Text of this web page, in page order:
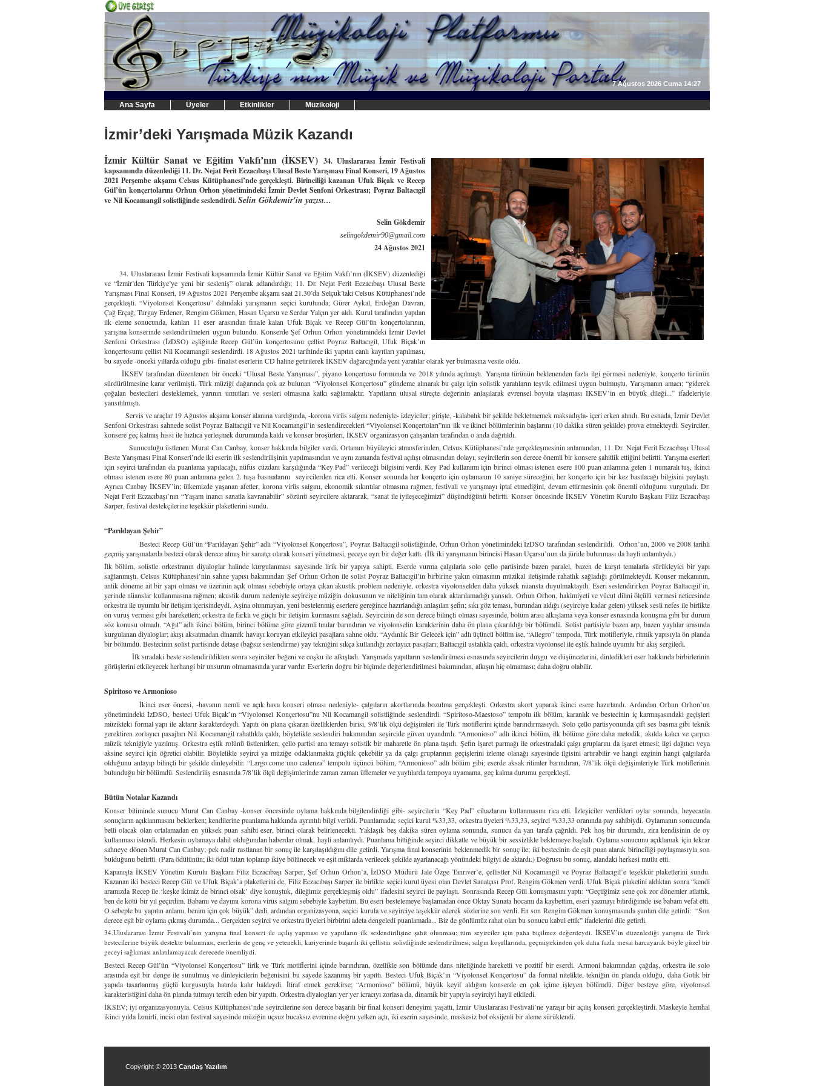
7 Ağustos 2026 Cuma 14:27
Ana Sayfa Üyeler Etkinlikler Müzikoloji
İzmir’deki Yarışmada Müzik Kazandı
İzmir Kültür Sanat ve Eğitim Vakfı’nın (İKSEV) 34. Uluslararası İzmir Festivali
kapsamında düzenlediği 11. Dr. Nejat Ferit Eczacıbaşı Ulusal Beste Yarışması Final Konseri, 19 Ağustos
2021 Perşembe akşamı Celsus Kütüphanesi’nde gerçekleşti. Birinciliği kazanan Ufuk Biçak ve Recep
Gül’ün konçertolarını Orhun Orhon yönetimindeki İzmir Devlet Senfoni Orkestrası; Poyraz Baltacıgil
ve Nil Kocamangil solistliğinde seslendirdi.Selin Gökdemir'in yazısı...
Selin Gökdemir
selingokdemir90@gmail.com
24 Ağustos 2021
34. Uluslararası İzmir Festivali kapsamında İzmir Kültür Sanat ve Eğitim Vakfı’nın (İKSEV) düzenlediği
ve “İzmir’den Türkiye’ye yeni bir sesleniş” olarak adlandırdığı; 11. Dr. Nejat Ferit Eczacıbaşı Ulusal Beste
Yarışması Final Konseri, 19 Ağustos 2021 Perşembe akşamı saat 21.30’da Selçuk’taki Celsus Kütüphanesi’nde
gerçekleşti. “Viyolonsel Konçertosu” dalındaki yarışmanın seçici kurulunda; Gürer Aykal, Erdoğan Davran,
Çağ Erçağ, Turgay Erdener, Rengim Gökmen, Hasan Uçarsu ve Serdar Yalçın yer aldı. Kurul tarafından yapılan
ilk eleme sonucunda, katılan 11 eser arasından finale kalan Ufuk Biçak ve Recep Gül’ün konçertolarının,
yarışma konserinde seslendirilmeleri uygun bulundu. Konserde Şef Orhun Orhon yönetimindeki İzmir Devlet
Senfoni Orkestrası (İzDSO) eşliğinde Recep Gül’ün konçertosunu çellist Poyraz Baltacıgil, Ufuk Biçak’ın
konçertosunu çellist Nil Kocamangil seslendirdi. 18 Ağustos 2021 tarihinde iki yapıtın canlı kayıtları yapılması,
bu sayede -önceki yıllarda olduğu gibi- finalist eserlerin CD haline getirilerek İKSEV dağarcığında yeni yaratılar olarak yer bulmasına vesile oldu.
İKSEV tarafından düzenlenen bir önceki “Ulusal Beste Yarışması”, piyano konçertosu formunda ve 2018 yılında açılmıştı. Yarışma türünün beklenenden fazla ilgi görmesi nedeniyle, konçerto türünün
sürdürülmesine karar verilmişti. Türk müziği dağarında çok az bulunan “Viyolonsel Konçertosu” gündeme alınarak bu çalgı için solistik yaratıların teşvik edilmesi uygun bulmuştu. Yarışmanın amacı; “giderek
çoğalan bestecileri desteklemek, yarının umutları ve sesleri olmasına katkı sağlamaktır. Yapıtların ulusal süreçte değerinin anlaşılarak evrensel boyuta ulaşması İKSEV’in en büyük dileği...” ifadeleriyle
yansıtılmıştı.
Servis ve araçlar 19 Ağustos akşamı konser alanına vardığında, -korona virüs salgını nedeniyle- izleyiciler; girişte, -kalabalık bir şekilde bekletmemek maksadıyla- içeri erken alındı. Bu esnada, İzmir Devlet
Senfoni Orkestrası sahnede solist Poyraz Baltacıgil ve Nil Kocamangil’in seslendirecekleri “Viyolonsel Konçertoları”nın ilk ve ikinci bölümlerinin başlarını (10 dakika süren şekilde) prova etmekteydi. Seyirciler,
konsere geç kalmış hissi ile hızlıca yerleşmek durumunda kaldı ve konser broşürleri, İKSEV organizasyon çalışanları tarafından o anda dağıtıldı.
Sunuculuğu üstlenen Murat Can Canbay, konser hakkında bilgiler verdi. Ortamın büyüleyici atmosferinden, Celsus Kütüphanesi’nde gerçekleşmesinin anlamından, 11. Dr. Nejat Ferit Eczacıbaşı Ulusal
Beste Yarışması Final Konseri’nde iki eserin ilk seslendirilişinin yapılmasından ve aynı zamanda festival açılışı olmasından dolayı, seyircilerin son derece önemli bir konsere şahitlik ettiğini belirtti. Yarışma eserleri
için seyirci tarafından da puanlama yapılacağı, nüfus cüzdanı karşılığında “Key Pad” verileceği bilgisini verdi. Key Pad kullanımı için birinci olması istenen esere 100 puan anlamına gelen 1 numaralı tuş, ikinci
olması istenen esere 80 puan anlamına gelen 2. tuşa basmalarını seyircilerden rica etti. Konser sonunda her konçerto için oylamanın 10 saniye süreceğini, her konçerto için bir kez basılacağı bilgisini paylaştı.
Ayrıca Canbay İKSEV’in; ülkemizde yaşanan afetler, korona virüs salgını, ekonomik sıkıntılar olmasına rağmen, festivali ve yarışmayı iptal etmediğini, devam ettirmesinin çok önemli olduğunu vurguladı. Dr.
Nejat Ferit Eczacıbaşı’nın “Yaşam inancı sanatla kavranabilir” sözünü seyircilere aktararak, “sanat ile iyileşeceğimizi” düşündüğünü belirtti. Konser öncesinde İKSEV Yönetim Kurulu Başkanı Filiz Eczacıbaşı
Sarper, festival destekçilerine teşekkür plaketlerini sundu.
“Parıldayan Şehir”
Besteci Recep Gül’ün “Parıldayan Şehir” adlı “Viyolonsel Konçertosu”, Poyraz Baltacıgil solistliğinde, Orhun Orhon yönetimindeki İzDSO tarafından seslendirildi. Orhon’un, 2006 ve 2008 tarihli
geçmiş yarışmalarda besteci olarak derece almış bir sanatçı olarak konseri yönetmesi, geceye ayrı bir değer kattı. (İlk iki yarışmanın birincisi Hasan Uçarsu’nun da jüride bulunması da hayli anlamlıydı.)
İlk bölüm, solistle orkestranın diyaloglar halinde kurgulanması sayesinde lirik bir yapıya sahipti. Eserde vurma çalgılarla solo çello partisinde bazen paralel, bazen de karşıt temalarla sürükleyici bir yapı
sağlanmıştı. Celsus Kütüphanesi’nin sahne yapısı bakımından Şef Orhun Orhon ile solist Poyraz Baltacıgil’in birbirine yakın olmasının müzikal iletişimde rahatlık sağladığı görülmekteydi. Konser mekanının,
antik döneme ait bir yapı olması ve üzerinin açık olması sebebiyle ortaya çıkan akustik problem nedeniyle, orkestra viyolonselden daha yüksek nüansta duyulmaktaydı. Eseri seslendirirken Poyraz Baltacıgil’in,
yerinde nüanslar kullanmasına rağmen; akustik durum nedeniyle seyirciye müziğin dokusunun ve niteliğinin tam olarak aktarılamadığı yansıdı. Orhun Orhon, hakimiyeti ve vücut dilini ölçülü vermesi neticesinde
orkestra ile uyumlu bir iletişim içerisindeydi. Aşina olunmayan, yeni bestelenmiş eserlere gereğince hazırlandığı anlaşılan şefin; sıkı göz teması, burundan aldığı (seyirciye kadar gelen) yüksek sesli nefes ile birlikte
ön vuruş vermesi gibi hareketleri; orkestra ile farklı ve güçlü bir iletişim kurmasını sağladı. Seyircinin de son derece bilinçli olması sayesinde, bölüm arası alkışlama veya konser esnasında konuşma gibi bir durum
söz konusu olmadı. “Ağıt” adlı ikinci bölüm, birinci bölüme göre gizemli tınılar barındıran ve viyolonselin karakterinin daha ön plana çıkarıldığı bir bölümdü. Solist partisiyle bazen arp, bazen yaylılar arasında
kurgulanan diyaloglar; akışı aksatmadan dinamik havayı koruyan etkileyici pasajlara sahne oldu. “Aydınlık Bir Gelecek için” adlı üçüncü bölüm ise, “Allegro” tempoda, Türk motifleriyle, ritmik yapısıyla ön planda
bir bölümdü. Bestecinin solist partisinde detaşe (bağsız seslendirme) yay tekniğini sıkça kullandığı zorlayıcı pasajları; Baltacıgil ustalıkla çaldı, orkestra viyolonsel ile eşlik halinde uyumlu bir akış sergiledi.
İlk sıradaki beste seslendirildikten sonra seyirciler beğeni ve coşku ile alkışladı. Yarışmada yapıtların seslendirilmesi esnasında seyircilerin duygu ve düşüncelerini, dinledikleri eser hakkında birbirlerinin
görüşlerini etkileyecek herhangi bir unsurun olmamasında yarar vardır. Eserlerin doğru bir biçimde değerlendirilmesi bakımından, alkışın hiç olmaması; daha doğru olabilir.
Spiritoso ve Armonioso
İkinci eser öncesi, -havanın nemli ve açık hava konseri olması nedeniyle- çalgıların akortlarında bozulma gerçekleşti. Orkestra akort yaparak ikinci esere hazırlandı. Ardından Orhun Orhon’un
yönetimindeki İzDSO, besteci Ufuk Biçak’ın “Viyolonsel Konçertosu”nu Nil Kocamangil solistliğinde seslendirdi. “Spiritoso-Maestoso” tempolu ilk bölüm, karanlık ve bestecinin iç karmaşasındaki geçişleri
müzikteki formal yapı ile aktarır karakterdeydi. Yapıtı ön plana çıkaran özelliklerden birisi, 9/8’lik ölçü değişimleri ile Türk motiflerini içinde barındırmasıydı. Solo çello partisyonunda çift ses basma gibi teknik
gerektiren zorlayıcı pasajları Nil Kocamangil rahatlıkla çaldı, böylelikle seslendiri bakımından seyircide güven uyandırdı. “Armonioso” adlı ikinci bölüm, ilk bölüme göre daha melodik, akılda kalıcı ve çarpıcı
müzik tekniğiyle yazılmış. Orkestra eşlik rolünü üstlenirken, çello partisi ana temayı solistik bir maharetle ön plana taşıdı. Şefin işaret parmağı ile orkestradaki çalgı gruplarını da işaret etmesi; ilgi dağıtıcı veya
aksine seyirci için öğretici olabilir. Böylelikle seyirci ya müziğe odaklanmakta güçlük çekebilir ya da çalgı gruplarının geçişlerini izleme olanağı sayesinde ilgisini artırabilir ve hangi ezginin hangi çalgılarda
olduğunu anlayıp bilinçli bir şekilde dinleyebilir. “Largo come uno cadenza” tempolu üçüncü bölüm, “Armonioso” adlı bölüm gibi; eserde aksak ritimler barındıran, 7/8’lik ölçü değişimleriyle Türk motiflerinin
bulunduğu bir bölümdü. Seslendiriliş esnasında 7/8’lik ölçü değişimlerinde zaman zaman üflemeler ve yaylılarda tempoya uyamama, geç kalma durumu gerçekleşti.
Bütün Notalar Kazandı
Konser bitiminde sunucu Murat Can Canbay -konser öncesinde oylama hakkında bilgilendirdiği gibi- seyircilerin “Key Pad” cihazlarını kullanmasını rica etti. İzleyiciler verdikleri oylar sonunda, heyecanla
sonuçların açıklanmasını beklerken; kendilerine puanlama hakkında ayrıntılı bilgi verildi. Puanlamada; seçici kurul %33,33, orkestra üyeleri %33,33, seyirci %33,33 oranında pay sahibiydi. Oylamanın sonucunda
belli olacak olan ortalamadan en yüksek puan sahibi eser, birinci olarak belirlenecekti. Yaklaşık beş dakika süren oylama sonunda, sunucu da yan tarafa çağrıldı. Pek hoş bir durumdu, zira kendisinin de oy
kullanması istendi. Herkesin oylamaya dahil olduğundan haberdar olmak, hayli anlamlıydı. Puanlama bittiğinde seyirci dikkatle ve büyük bir sessizlikle beklemeye başladı. Oylama sonucunu açıklamak için tekrar
sahneye dönen Murat Can Canbay; pek nadir rastlanan bir sonuç ile karşılaşıldığını dile getirdi. Yarışma final konserinin beklenmedik bir sonuç ile; iki bestecinin de eşit puan alarak birinciliği paylaşmasıyla son
bulduğunu belirtti. (Para ödülünün; iki ödül tutarı toplanıp ikiye bölünecek ve eşit miktarda verilecek şekilde ayarlanacağı yönündeki bilgiyi de aktardı.) Doğrusu bu sonuç, alandaki herkesi mutlu etti.
Kapanışta İKSEV Yönetim Kurulu Başkanı Filiz Eczacıbaşı Sarper, Şef Orhun Orhon’a, İzDSO Müdürü Jale Özge Tanrıver’e, çellistler Nil Kocamangil ve Poyraz Baltacıgil’e teşekkür plaketlerini sundu.
Kazanan iki besteci Recep Gül ve Ufuk Biçak’a plaketlerini de, Filiz Eczacıbaşı Sarper ile birlikte seçici kurul üyesi olan Devlet Sanatçısı Prof. Rengim Gökmen verdi. Ufuk Biçak plaketini aldıktan sonra “kendi
aramızda Recep ile ‘keşke ikimiz de birinci olsak’ diye konuştuk, dileğimiz gerçekleşmiş oldu” ifadesini seyirci ile paylaştı. Sonrasında Recep Gül konuşmasını yaptı: “Geçtiğimiz sene çok zor dönemler atlattık,
ben de kötü bir yıl geçirdim. Babamı ve dayımı korona virüs salgını sebebiyle kaybettim. Bu eseri bestelemeye başlamadan önce Oktay Sunata hocamı da kaybettim, eseri yazmayı bitirdiğimde ise babam vefat etti.
O sebeple bu yapıtın anlamı, benim için çok büyük” dedi, ardından organizasyona, seçici kurula ve seyirciye teşekkür ederek sözlerine son verdi. En son Rengim Gökmen konuşmasında şunları dile getirdi: “Son
derece eşit bir oylama çıkmış durumda... Gerçekten seyirci ve orkestra üyeleri birbirini adeta dengeledi puanlamada... Biz de gönlümüz rahat olan bu sonucu kabul ettik” ifadelerini dile getirdi.
34.Uluslararası İzmir Festivali’nin yarışma final konseri ile açılış yapması ve yapıtların ilk seslendirilişine şahit olunması; tüm seyirciler için paha biçilmez değerdeydi. İKSEV’in düzenlediği yarışma ile Türk
bestecilerine büyük destekte bulunması, eserlerin de genç ve yetenekli, kariyerinde başarılı iki çellistin solistliğinde seslendirilmesi; salgın koşullarında, geçmiştekinden çok daha fazla mesai harcayarak böyle güzel bir
geceyi sağlaması anlatılamayacak derecede önemliydi.
Besteci Recep Gül’ün “Viyolonsel Konçertosu” lirik ve Türk motiflerini içinde barındıran, özellikle son bölümde dans niteliğinde hareketli ve pozitif bir eserdi. Armoni bakımından çağdaş, orkestra ile solo
arasında eşit bir denge ile sunulmuş ve dinleyicilerin beğenisini bu sayede kazanmış bir yapıttı. Besteci Ufuk Biçak’ın “Viyolonsel Konçertosu” da formal nitelikte, tekniğin ön planda olduğu, daha Gotik bir
yapıda tasarlanmış güçlü kurgusuyla hatırda kalır haldeydi. İtiraf etmek gerekirse; “Armonioso” bölümü, büyük keyif aldığım konserde en çok içime işleyen bölümdü. Diğer besteye göre, viyolonsel
karakteristiğini daha ön planda tutmayı tercih eden bir yapıttı. Orkestra diyalogları yer yer icracıyı zorlasa da, dinamik bir yapıyla seyirciyi hayli etkiledi.
İKSEV; iyi organizasyonuyla, Celsus Kütüphanesi’nde seyircilerine son derece başarılı bir final konseri deneyimi yaşattı, İzmir Uluslararası Festivali’ne yaraşır bir açılış konseri gerçekleştirdi. Maskeyle hemhal
ikinci yılda İzmirli, incisi olan festival sayesinde müziğin uçsuz bucaksız evrenine doğru yelken açtı, iki eserin sayesinde, maskesiz bol oksijenli bir aleme sürüklendi.
Copyright © 2013 Candaş Yazılım